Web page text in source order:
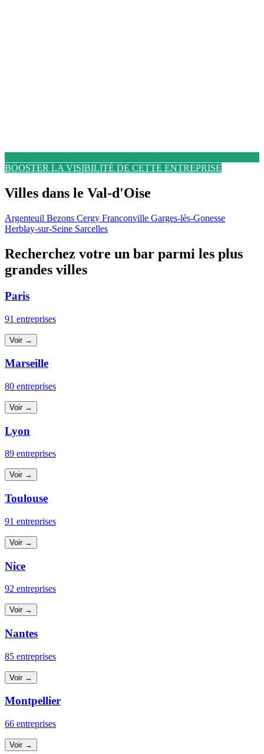
BOOSTER LA VISIBILITÉ DE CETTE ENTREPRISE
Villes dans le Val-d'Oise
Argenteuil Bezons Cergy Franconville Garges-lès-Gonesse
Herblay-sur-Seine Sarcelles
Recherchez votre un bar parmi les plus
grandes villes
Paris
91 entreprises
Voir →
Marseille
80 entreprises
Voir →
Lyon
89 entreprises
Voir →
Toulouse
91 entreprises
Voir →
Nice
92 entreprises
Voir →
Nantes
85 entreprises
Voir →
Montpellier
66 entreprises
Voir →